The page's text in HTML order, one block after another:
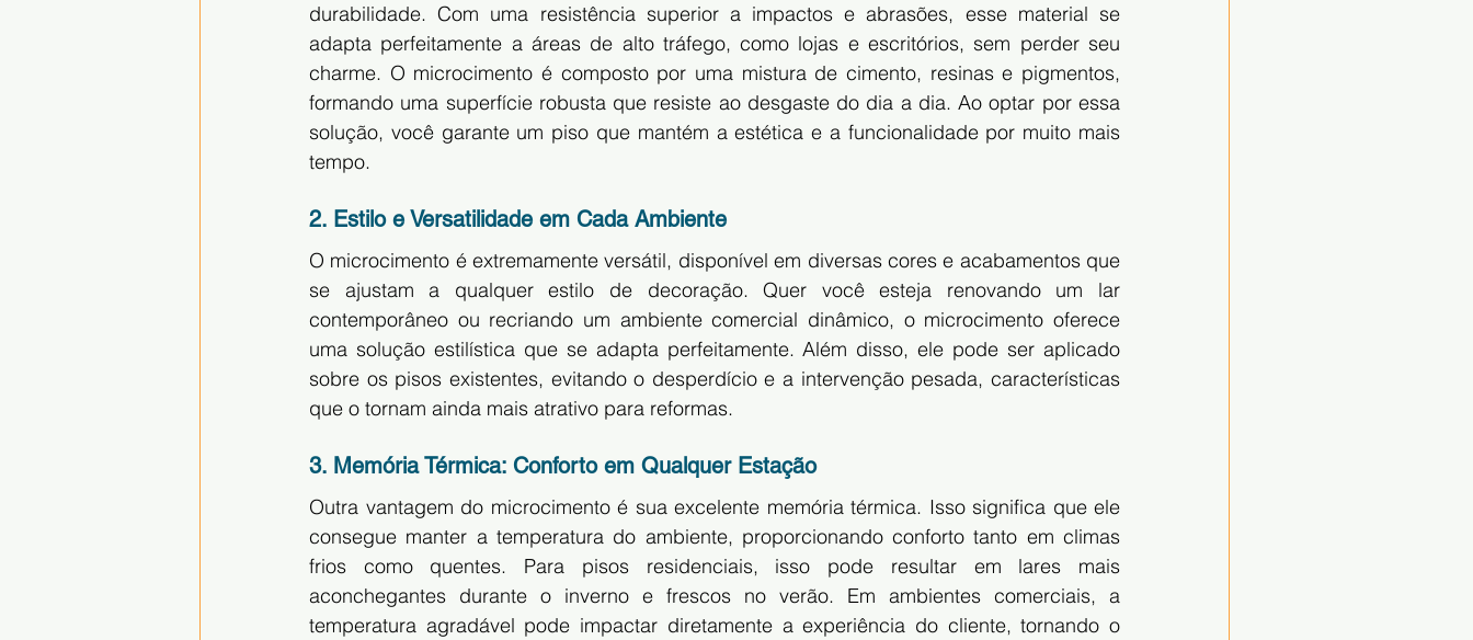
durabilidade. Com uma resistência superior a impactos e abrasões, esse material se
adapta perfeitamente a áreas de alto tráfego, como lojas e escritórios, sem perder seu
charme. O microcimento é composto por uma mistura de cimento, resinas e pigmentos,
formando uma superfície robusta que resiste ao desgaste do dia a dia. Ao optar por essa
solução, você garante um piso que mantém a estética e a funcionalidade por muito mais
tempo.
2. Estilo e Versatilidade em Cada Ambiente
O microcimento é extremamente versátil, disponível em diversas cores e acabamentos que
se ajustam a qualquer estilo de decoração. Quer você esteja renovando um lar
contemporâneo ou recriando um ambiente comercial dinâmico, o microcimento oferece
uma solução estilística que se adapta perfeitamente. Além disso, ele pode ser aplicado
sobre os pisos existentes, evitando o desperdício e a intervenção pesada, características
que o tornam ainda mais atrativo para reformas.
3. Memória Térmica: Conforto em Qualquer Estação
Outra vantagem do microcimento é sua excelente memória térmica. Isso significa que ele
consegue manter a temperatura do ambiente, proporcionando conforto tanto em climas
frios como quentes. Para pisos residenciais, isso pode resultar em lares mais
aconchegantes durante o inverno e frescos no verão. Em ambientes comerciais, a
temperatura agradável pode impactar diretamente a experiência do cliente, tornando o